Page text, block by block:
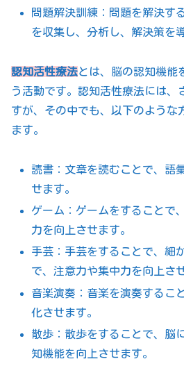
問題解決訓練：問題を解決す
を収集し、分析し、解決策を
認知活性療法とは、脳の認知機能
う活動です。認知活性療法には、
すが、その中でも、以下のような
ます。
読書：文章を読むことで、語
せます。
ゲーム：ゲームをすることで
力を向上させます。
手芸：手芸をすることで、細
で、注意力や集中力を向上さ
音楽演奏：音楽を演奏するこ
化させます。
散歩：散歩をすることで、脳
知機能を向上させます。